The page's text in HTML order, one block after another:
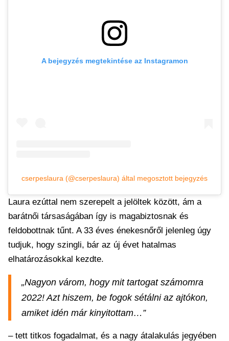
A bejegyzés megtekintése az Instagramon
cserpeslaura (@cserpeslaura) által megosztott bejegyzés
Laura ezúttal nem szerepelt a jelöltek között, ám a
barátnői társaságában így is magabiztosnak és
feldobottnak tűnt. A 33 éves énekesnőről jelenleg úgy
tudjuk, hogy szingli, bár az új évet hatalmas
elhatározásokkal kezdte.
„Nagyon várom, hogy mit tartogat számomra
2022! Azt hiszem, be fogok sétálni az ajtókon,
amiket idén már kinyitottam…”
– tett titkos fogadalmat, és a nagy átalakulás jegyében